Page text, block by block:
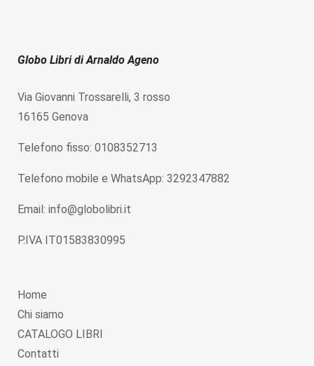
Globo Libri di Arnaldo Ageno
Via Giovanni Trossarelli, 3 rosso
16165 Genova
Telefono fisso: 0108352713
Telefono mobile e WhatsApp: 3292347882
Email: info@globolibri.it
P.IVA IT01583830995
Home
Chi siamo
CATALOGO LIBRI
Contatti